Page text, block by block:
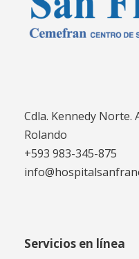
Cdla. Kennedy Norte.
Rolando
+593 983-345-875
Servicios en línea